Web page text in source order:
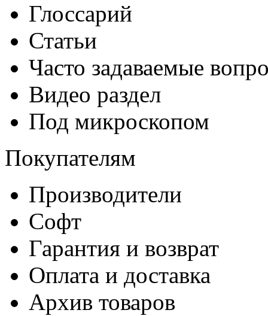
Глоссарий
Статьи
Часто задаваемые
Видео раздел
Под микроскопом
Покупателям
Производители
Софт
Гарантия и возврат
Оплата и доставка
Архив товаров